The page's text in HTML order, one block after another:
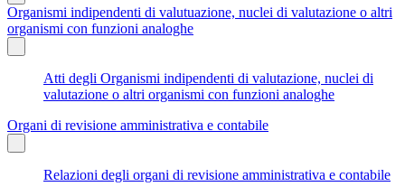
Organismi indipendenti di valutuazione, nuclei di valutazione o altri
organismi con funzioni analoghe
Atti degli Organismi indipendenti di valutazione, nuclei di
valutazione o altri organismi con funzioni analoghe
Organi di revisione amministrativa e contabile
Relazioni degli organi di revisione amministrativa e contabile